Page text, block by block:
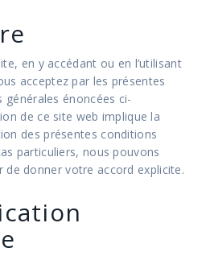
en y accédant ou en l’utilisant
acceptez par les présentes
générales énoncées ci-
de ce site web implique la
des présentes conditions
particuliers, nous pouvons
de donner votre accord explicite.